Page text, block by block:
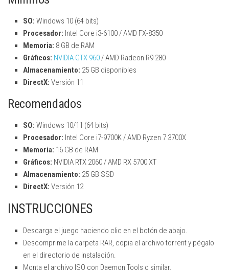
SO: Windows 10 (64 bits)
Procesador: Intel Core i3-6100 / AMD FX-8350
Memoria: 8 GB de RAM
Gráficos: NVIDIA GTX 960/ AMD Radeon R9 280
Almacenamiento: 25 GB disponibles
DirectX: Versión 11
Recomendados
SO: Windows 10/11 (64 bits)
Procesador: Intel Core i7-9700K / AMD Ryzen 7 3700X
Memoria: 16 GB de RAM
Gráficos: NVIDIA RTX 2060 / AMD RX 5700 XT
Almacenamiento: 25 GB SSD
DirectX: Versión 12
INSTRUCCIONES
Descarga el juego haciendo clic en el botón de abajo.
Descomprime la carpeta RAR, copia el archivo torrent y pégalo
en el directorio de instalación.
Monta el archivo ISO con Daemon Tools o similar.